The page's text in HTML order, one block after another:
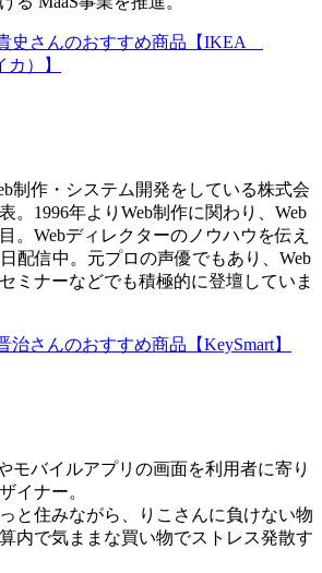
史さんのおすすめ商品【IKEA
）】
制作・システム開発をしている株式会
。1996年よりWeb制作に関わり、Web
。Webディレクターのノウハウを伝え
配信中。元プロの声優でもあり、Web
ミナーなどでも積極的に登壇していま
治さんのおすすめ商品【KeySmart】
モバイルアプリの画面を利用者に寄り
イナー。
と住みながら、りこさんに負けない物
内で気ままな買い物でストレス発散す